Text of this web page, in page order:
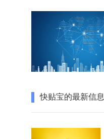
快贴宝的最新信息